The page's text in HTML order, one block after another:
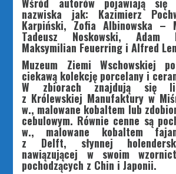
nazwiska jak: Kazimierz
Karpiński, Zofia Albinowska –
Tadeusz Noskowski, Adam
Maksymilian Feuerring i Alfred
Muzeum Ziemi Wschowskiej
ciekawą kolekcję porcelany i
W zbiorach znajdują się
z Królewskiej Manufaktury w
w., malowane kobaltem lub
cebulowym. Równie cenne są
w., malowane kobaltem
z Delft, słynnej
nawiązującej w swoim
pochodzących z Chin i Japonii.